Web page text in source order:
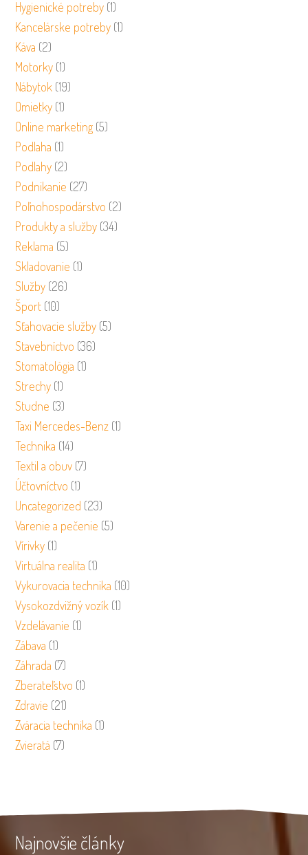
Hygienické potreby (1)
Kancelárske potreby (1)
Káva (2)
Motorky (1)
Nábytok (19)
Omietky (1)
Online marketing (5)
Podlaha (1)
Podlahy (2)
Podnikanie (27)
Poľnohospodárstvo (2)
Produkty a služby (34)
Reklama (5)
Skladovanie (1)
Služby (26)
Šport (10)
Sťahovacie služby (5)
Stavebníctvo (36)
Stomatológia (1)
Strechy (1)
Studne (3)
Taxi Mercedes-Benz (1)
Technika (14)
Textil a obuv (7)
Účtovníctvo (1)
Uncategorized (23)
Varenie a pečenie (5)
Vírivky (1)
Virtuálna realita (1)
Vykurovacia technika (10)
Vysokozdvižný vozík (1)
Vzdelávanie (1)
Zábava (1)
Záhrada (7)
Zberateľstvo (1)
Zdravie (21)
Zváracia technika (1)
Zvieratá (7)
Najnovšie články